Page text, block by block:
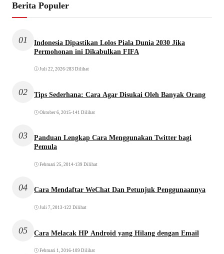
Berita Populer
01
Indonesia Dipastikan Lolos Piala Dunia 2030 Jika
Permohonan ini Dikabulkan FIFA
Juli 22, 2026•283 Dilihat
02 Tips Sederhana: Cara Agar Disukai Oleh Banyak Orang
Oktober 6, 2015 •141 Dilihat
03
Panduan Lengkap Cara Menggunakan Twitter bagi
Pemula
Februari 25, 2014•139 Dilihat
04 Cara Mendaftar WeChat Dan Petunjuk Penggunaannya
Juli 7, 2013 •122 Dilihat
05 Cara Melacak HP Android yang Hilang dengan Email
Februari 1, 2016•109 Dilihat